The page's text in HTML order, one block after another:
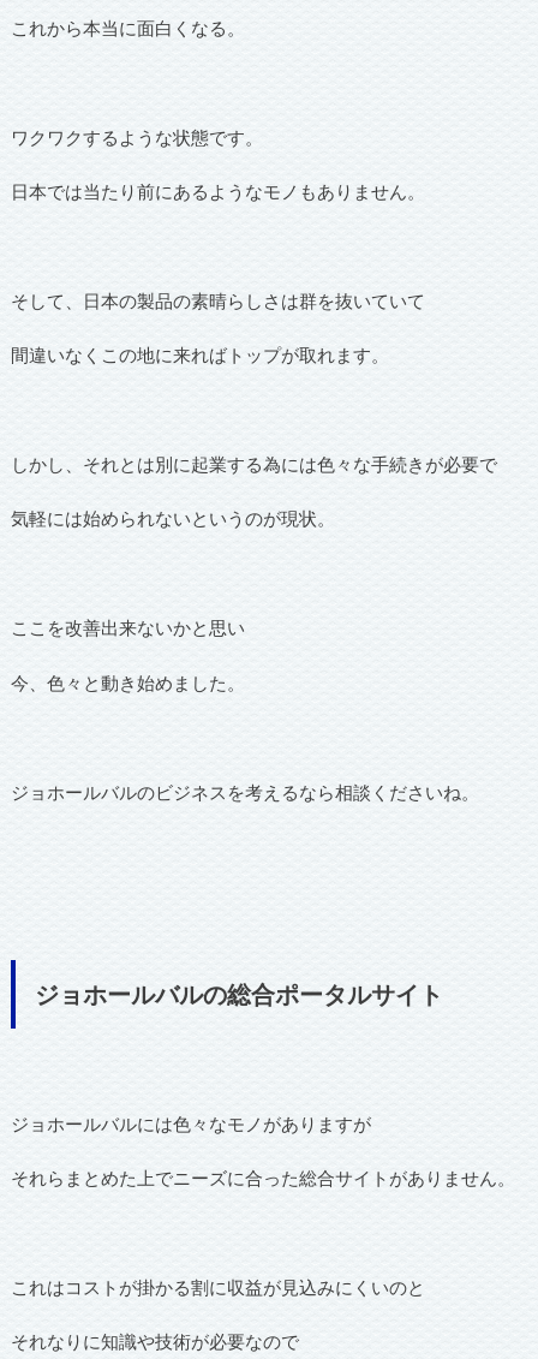
これから本当に面白くなる。
ワクワクするような状態です。
日本では当たり前にあるようなモノもありません。
そして、日本の製品の素晴らしさは群を抜いていて
間違いなくこの地に来ればトップが取れます。
しかし、それとは別に起業する為には色々な手続きが必要で
気軽には始められないというのが現状。
ここを改善出来ないかと思い
今、色々と動き始めました。
ジョホールバルのビジネスを考えるなら相談くださいね。
ジョホールバルの総合ポータルサイト
ジョホールバルには色々なモノがありますが
それらまとめた上でニーズに合った総合サイトがありません。
これはコストが掛かる割に収益が見込みにくいのと
それなりに知識や技術が必要なので